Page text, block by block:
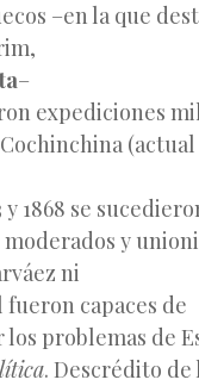
–en la que
–
expediciones
(actual
y 1868 se
y
ni
fueron capaces de
problemas de
. Descrédito de